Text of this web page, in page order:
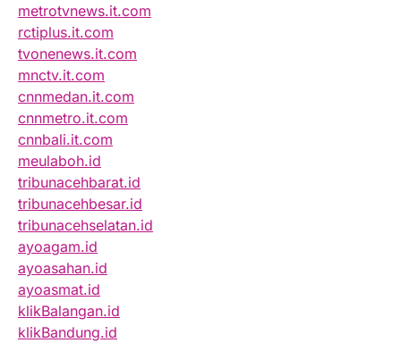
metrotvnews.it.com
rctiplus.it.com
tvonenews.it.com
mnctv.it.com
cnnmedan.it.com
cnnmetro.it.com
cnnbali.it.com
meulaboh.id
tribunacehbarat.id
tribunacehbesar.id
tribunacehselatan.id
ayoagam.id
ayoasahan.id
ayoasmat.id
klikBalangan.id
klikBandung.id